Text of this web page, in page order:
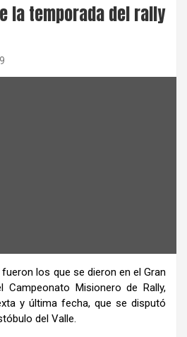
la temporada del rally
los que se dieron en el Gran
Campeonato Misionero de Rally,
y última fecha, que se disputó
del Valle.